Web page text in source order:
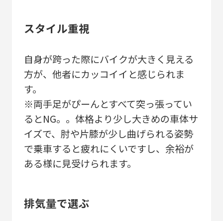
スタイル重視
自身が跨った際にバイクが大きく見える
方が、他者にカッコイイと感じられま
す。
※両手足がぴーんとすべて突っ張ってい
るとNG。。体格より少し大きめの車体サ
イズで、肘や片膝が少し曲げられる姿勢
で乗車すると疲れにくいですし、余裕が
ある様に見受けられます。
排気量で選ぶ